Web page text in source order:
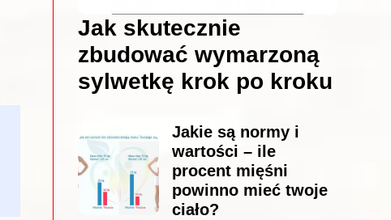
Jak skutecznie
zbudować wymarzoną
sylwetkę krok po kroku
Jakie są normy i
wartości – ile
procent mięśni
powinno mieć twoje
ciało?